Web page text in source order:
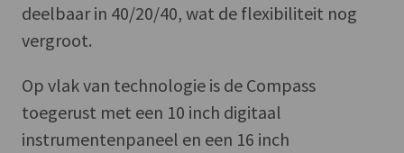
deelbaar in 40/20/40, wat de flexibiliteit nog
vergroot.
Op vlak van technologie is de Compass
toegerust met een 10 inch digitaal
instrumentenpaneel en een 16 inch